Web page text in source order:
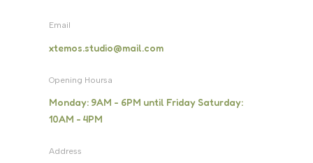
Email
xtemos.studio@mail.com
Opening Hoursa
Monday: 9AM - 6PM until Friday Saturday:
10AM - 4PM
Address